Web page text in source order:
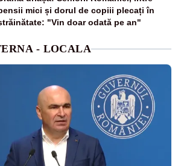
mici și dorul de copiii plecați în
"Vin doar odată pe an"
- LOCALA